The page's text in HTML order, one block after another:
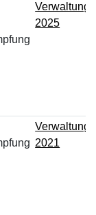
2025
2021